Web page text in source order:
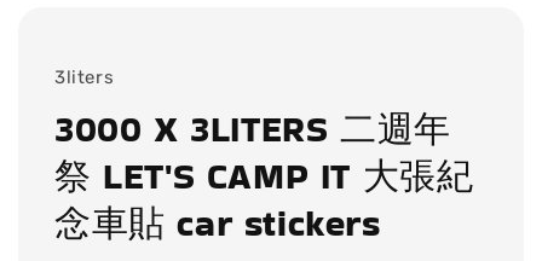
3liters
3000 X 3LITERS 二週年
祭 LET'S CAMP IT 大張紀
念車貼 car stickers